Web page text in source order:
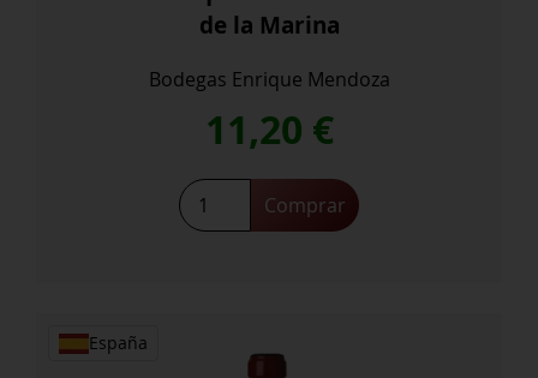
de la Marina
Bodegas Enrique Mendoza
11,20 €
Comprar
España